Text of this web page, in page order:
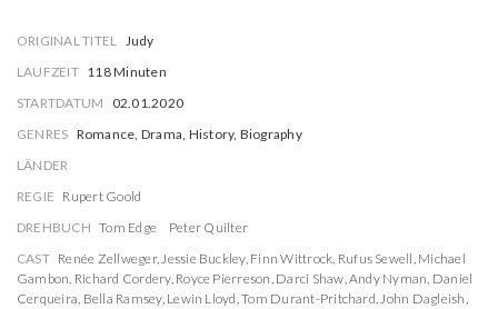
ORIGINAL TITEL Judy
LAUFZEIT 118 Minuten
STARTDATUM
02.01.2020
GENRES Romance, Drama, History, Biography
LÄNDER
REGIE Rupert Goold
DREHBUCH Tom Edge
Peter Quilter
CAST Renée Zellweger,Jessie Buckley, Finn Wittrock, Rufus Sewell, Michael
Gambon, Richard Cordery, Royce Pierreson, Darci Shaw,Andy Nyman, Daniel
Cerqueira, Bella Ramsey, Lewin Lloyd,Tom Durant-Pritchard,John Dagleish,